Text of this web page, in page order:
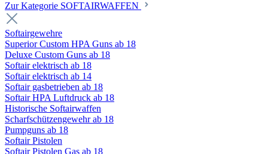
Zur Kategorie SOFTAIRWAFFEN
Softairgewehre
Superior Custom HPA Guns ab 18
Deluxe Custom Guns ab 18
Softair elektrisch ab 18
Softair elektrisch ab 14
Softair gasbetrieben ab 18
Softair HPA Luftdruck ab 18
Historische Softairwaffen
Scharfschützengewehr ab 18
Pumpguns ab 18
Softair Pistolen
Softair Pistolen Gas ab 18